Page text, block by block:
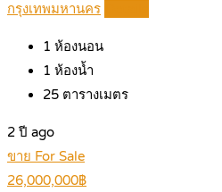
กรุงเทพมหานคร
1 ห้องนอน
1 ห้องน้ำ
25 ตารางเมตร
2 ปี ago
ขาย For Sale
26,000,000฿